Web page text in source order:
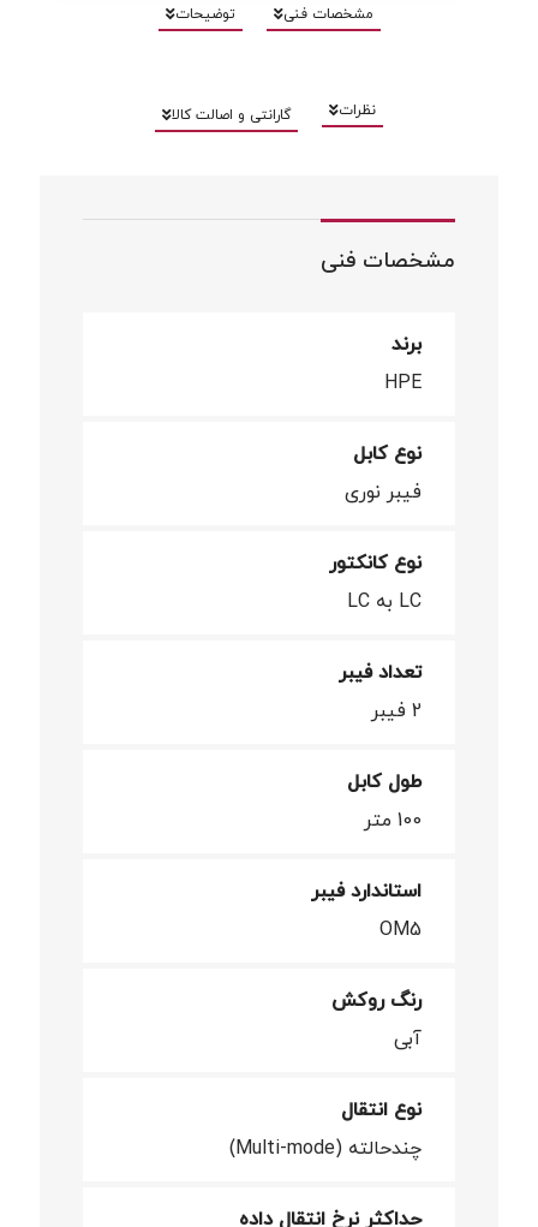
مشخصات فنی توضیحات
نظرات گارانتی و اصالت کالا
مشخصات فنی
برند
HPE
نوع کابل
فیبر نوری
نوع کانکتور
LC به LC
تعداد فیبر
2 فیبر
طول کابل
100 متر
استاندارد فیبر
OM5
رنگ روکش
آبی
نوع انتقال
چندحالته (Multi-mode)
حداکثر نرخ انتقال داده